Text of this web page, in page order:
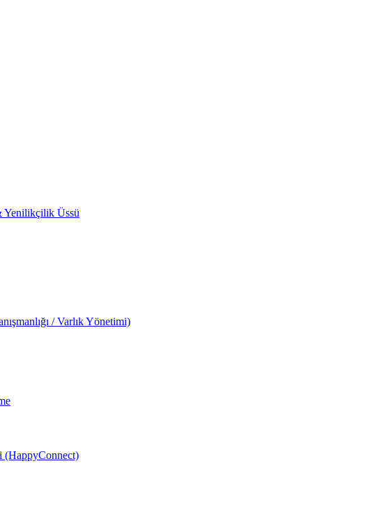
Üssü
/ Varlık Yönetimi)
(HappyConnect)